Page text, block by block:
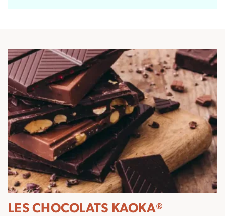
LES CHOCOLATS KAOKA®